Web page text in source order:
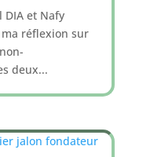
DIA et Nafy
ma réflexion sur
deux...